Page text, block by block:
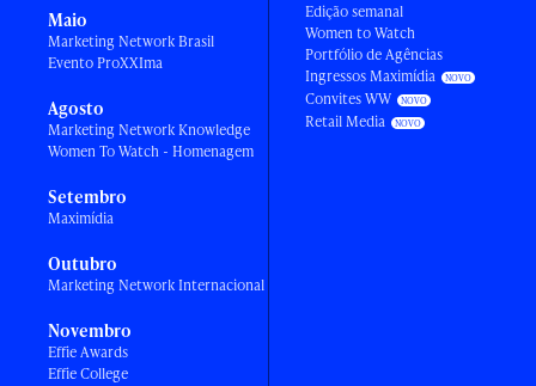
Maio
Marketing Network Brasil
Evento ProXXIma
Agosto
Marketing Network Knowledge
Women To Watch - Homenagem
Setembro
Maximídia
Outubro
Marketing Network Internacional
Novembro
Effie Awards
Effie College
Edição semanal
Women to Watch
Portfólio de Agências
Ingressos Maximídia
Convites WW
Retail Media